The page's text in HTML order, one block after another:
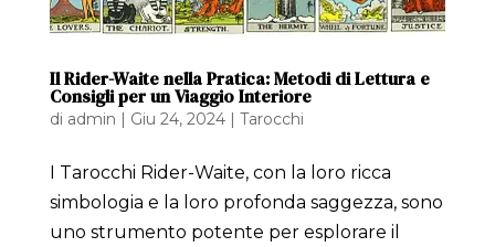
Il Rider-Waite nella Pratica: Metodi di Lettura e
Consigli per un Viaggio Interiore
di admin | Giu 24, 2024| Tarocchi
I Tarocchi Rider-Waite, con la loro ricca
simbologia e la loro profonda saggezza, sono
uno strumento potente per esplorare il